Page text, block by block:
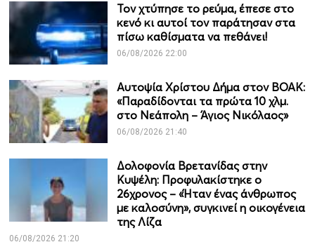
Τον χτύπησε το ρεύμα, έπεσε στο
κενό κι αυτοί τον παράτησαν στα
πίσω καθίσματα να πεθάνει!
06/08/2026 22:00
Αυτοψία Χρίστου Δήμα στον ΒΟΑΚ:
«Παραδίδονται τα πρώτα 10 χλμ.
στο Νεάπολη – Άγιος Νικόλαος»
06/08/2026 21:40
Δολοφονία Βρετανίδας στην
Κυψέλη: Προφυλακίστηκε ο
26χρονος – «Ήταν ένας άνθρωπος
με καλοσύνη», συγκινεί η οικογένεια
της Λίζα
06/08/2026 21:20